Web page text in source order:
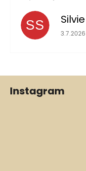
SS
3.7.2026
Z
Instagram